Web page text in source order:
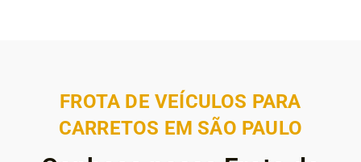
FROTA DE VEÍCULOS PARA
CARRETOS EM SÃO PAULO